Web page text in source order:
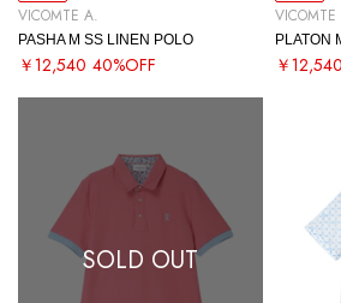
VICOMTE A.
PASHA M SS LINEN POLO
￥12,540 40%OFF
VICOMTE
PLATON
￥12,540
SOLD OUT